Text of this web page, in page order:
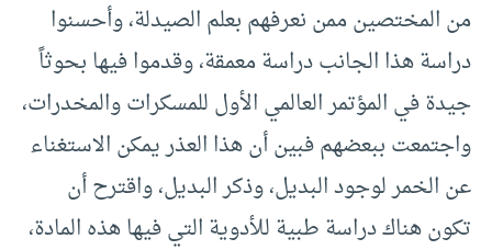
من المختصين ممن نعرفهم بعلم الصيدلة، وأحسنوا
دراسة هذا الجانب دراسة معمقة، وقدموا فيها بحوثاً
جيدة في المؤتمر العالمي الأول للمسكرات والمخدرات،
واجتمعت ببعضهم فبين أن هذا العذر يمكن الاستغناء
عن الخمر لوجود البديل، وذكر البديل، واقترح أن
تكون هناك دراسة طبية للأدوية التي فيها هذه المادة،